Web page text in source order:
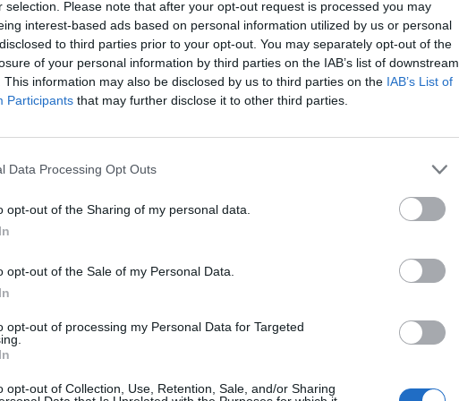
selection. Please note that after your opt-out request is processed you may
interest-based ads based on personal information utilized by us or personal
to third parties prior to your opt-out. You may separately opt-out of the
of your personal information by third parties on the IAB’s list of downstream
This information may also be disclosed by us to third parties on the IAB’s List of
Participants that may further disclose it to other third parties.
Data Processing Opt Outs
opt-out of the Sharing of my personal data.
opt-out of the Sale of my Personal Data.
opt-out of processing my Personal Data for Targeted
opt-out of Collection, Use, Retention, Sale, and/or Sharing
det är efterfrågan på ölen som kommer att styra hur
här, vi vill att det ska bli så framöver, säger Jenny
Anna Andersson för desigenen på sina etiketter.
gett etiketterna en spännande och fantasifull touch.